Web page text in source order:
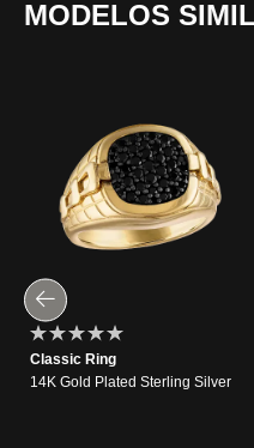
MODELOS
Classic Ring
14K Gold Plated Sterling Silver